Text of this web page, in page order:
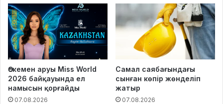
Өскемен аруы Miss World
2026 байқауында ел
намысын қорғайды
07.08.2026
Самал саябағындағы
сынған көпір жөнделіп
жатыр
07.08.2026